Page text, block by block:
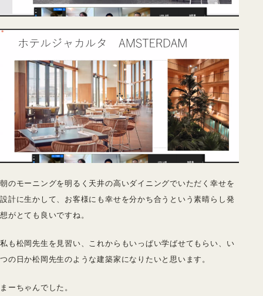
朝のモーニングを明るく天井の高いダイニングでいただく幸せを
設計に生かして、お客様にも幸せを分かち合うという素晴らし発
想がとても良いですね。
私も松岡先生を見習い、これからもいっぱい学ばせてもらい、い
つの日か松岡先生のような建築家になりたいと思います。
まーちゃんでした。